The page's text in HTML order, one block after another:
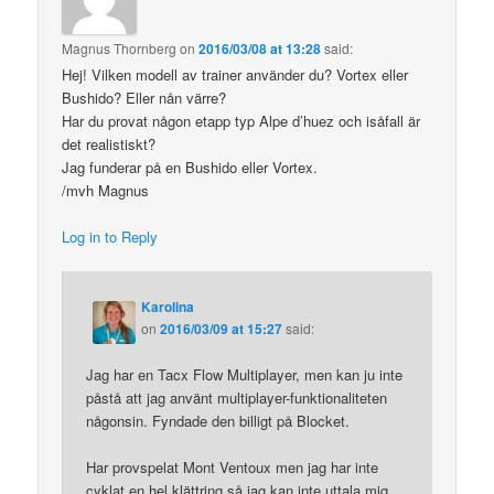
Magnus Thornberg on2016/03/08 at 13:28said:
Hej! Vilken modell av trainer använder du? Vortex eller
Bushido? Eller nån värre?
Har du provat någon etapp typ Alpe d’huez och isåfall är
det realistiskt?
Jag funderar på en Bushido eller Vortex.
/mvh Magnus
Log in to Reply
Karolina
on2016/03/09 at 15:27said:
Jag har en Tacx Flow Multiplayer, men kan ju inte
påstå att jag använt multiplayer-funktionaliteten
någonsin. Fyndade den billigt på Blocket.
Har provspelat Mont Ventoux men jag har inte